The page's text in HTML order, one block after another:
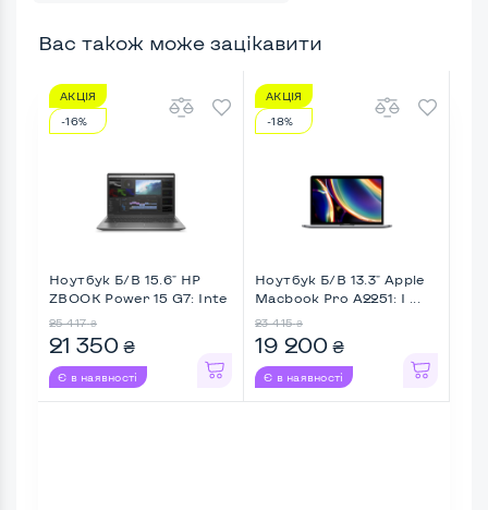
Вас також може зацікавити
АКЦІЯ
-16%
Ноутбук Б/В 15.6" HP
ZBOOK Power 15 G7: Inte
25 417 ₴
21 350 ₴
Є в наявності
АКЦІЯ
-18%
Ноутбук Б/В 13.3" Apple
Macbook Pro A2251: I ...
23 415 ₴
19 200 ₴
Є в наявності